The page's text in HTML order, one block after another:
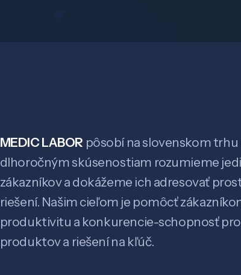
MEDIC LABOR pôsobí na slovenskom trhu
dlhoročným skúsenostiam rozumieme
zákazníkov a dokážeme ich adresovať
riešení. Našim cieľom je pomôcť
produktivitu a konkurencie-schopnosť
produktov a riešení na kľúč.